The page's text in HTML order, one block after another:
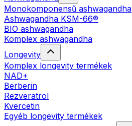
Monokomponensű ashwagandha
Ashwagandha KSM-66®
BIO ashwagandha
Komplex ashwagandha
Longevity
Komplex longevity termékek
NAD+
Berberin
Rezveratrol
Kvercetin
Egyéb longevity termékek